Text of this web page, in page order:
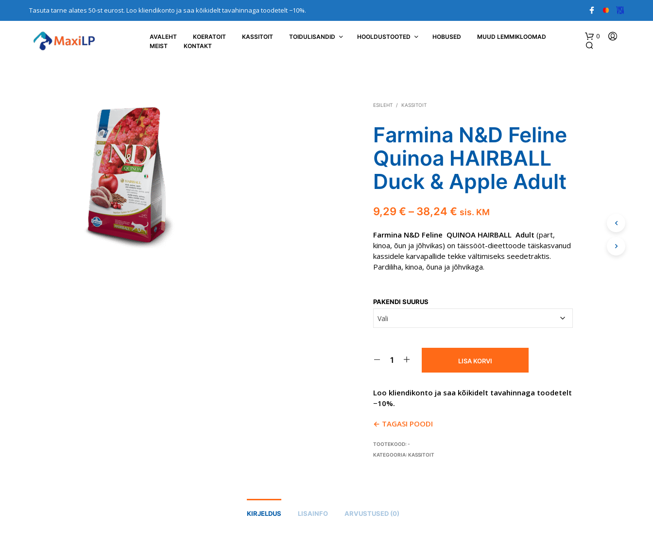
Tasuta tarne alates 50-st eurost. Loo kliendikonto ja saa kõikidelt tavahinnaga toodetelt −10%.
AVALEHT KOERATOIT KASSITOIT TOIDULISANDID HOOLDUSTOOTED HOBUSED
MUUD LEMMIKLOOMAD
MEIST
KONTAKT
0
ESILEHT / KASSITOIT
Farmina N&D Feline
Quinoa HAIRBALL
Duck & Apple Adult
9,29€ – 38,24€ Hinnavahemik:
kuni
38,24 €
sis. KM
Farmina N&D Feline QUINOA HAIRBALL Adult (part,
kinoa, õun ja jõhvikas) on täissööt-dieettoode täiskasvanud
kassidele karvapallide tekke vältimiseks seedetraktis.
Pardiliha, kinoa, õuna ja jõhvikaga.
PAKENDI SUURUS
LISA KORVI
Loo kliendikonto ja saa kõikidelt tavahinnaga toodetelt
−10%.
← TAGASI POODI
TOOTEKOOD:-
KATEGOORIA:KASSITOIT
KIRJELDUS LISAINFO ARVUSTUSED (0)